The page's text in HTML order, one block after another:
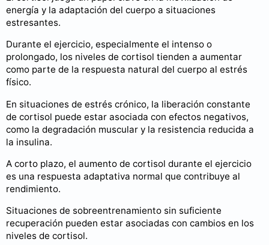
energía y la adaptación del cuerpo a situaciones
estresantes.
Durante el ejercicio, especialmente el intenso o
prolongado, los niveles de cortisol tienden a aumentar
como parte de la respuesta natural del cuerpo al estrés
físico.
En situaciones de estrés crónico, la liberación constante
de cortisol puede estar asociada con efectos negativos,
como la degradación muscular y la resistencia reducida a
la insulina.
A corto plazo, el aumento de cortisol durante el ejercicio
es una respuesta adaptativa normal que contribuye al
rendimiento.
Situaciones de sobreentrenamiento sin suficiente
recuperación pueden estar asociadas con cambios en los
niveles de cortisol.